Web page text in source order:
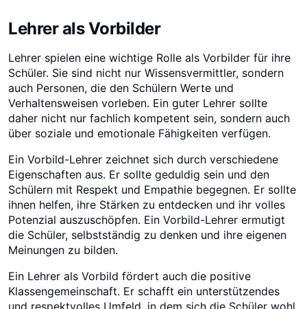
Lehrer als Vorbilder
Lehrer spielen eine wichtige Rolle als Vorbilder für ihre
Schüler. Sie sind nicht nur Wissensvermittler, sondern
auch Personen, die den Schülern Werte und
Verhaltensweisen vorleben. Ein guter Lehrer sollte
daher nicht nur fachlich kompetent sein, sondern auch
über soziale und emotionale Fähigkeiten verfügen.
Ein Vorbild-Lehrer zeichnet sich durch verschiedene
Eigenschaften aus. Er sollte geduldig sein und den
Schülern mit Respekt und Empathie begegnen. Er sollte
ihnen helfen, ihre Stärken zu entdecken und ihr volles
Potenzial auszuschöpfen. Ein Vorbild-Lehrer ermutigt
die Schüler, selbstständig zu denken und ihre eigenen
Meinungen zu bilden.
Ein Lehrer als Vorbild fördert auch die positive
Klassengemeinschaft. Er schafft ein unterstützendes